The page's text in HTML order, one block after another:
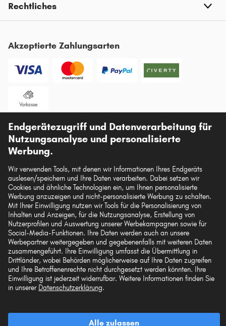
Rechtliches
Akzeptierte Zahlungsarten
Vorkasse
Unsere Versandpartner
Die hier dargestellten Daten, insbesondere die gesamte Datenbank, dürfen nicht
vervielfältigt werden. Die Vervielfältigung und Verbreitung der Daten und der
Datenbank ohne vorherige Einwilligung von TecAlliance und/oder die
Einbeziehung Dritter in solche Aktivitäten ist streng verboten. Jegliche
unautorisierte Nutzung von Inhalten stellt eine Verletzung des Urheberrechts dar
und kann rechtliche Schritte nach sich ziehen.
Vertrag widerrufen
© 2026 kfzteile24 GmbH - Alle Rechte vorbehalten.
Endgerätezugriff und Datenverarbeitung für
Nutzungsanalyse und personalisierte
Werbung.
Wir verwenden Tools, mit denen wir Informationen Ihres Endgeräts
auslesen/speichern und Ihre Daten verarbeiten. Dabei setzen wir
Cookies und ähnliche Technologien ein, um Ihnen personalisierte
Werbung anzuzeigen und nicht-personalisierte Werbung zu schalten.
Mit Ihrer Einwilligung nutzen wir Tools für die Personalisierung von
Inhalten und Anzeigen, für die Nutzungsanalyse, Erstellung von
Nutzerprofilen und Auswertung unserer Werbekampagnen sowie für
Social-Media-Funktionen. Ihre Daten werden auch an unsere
Werbepartner weitergegeben und gegebenenfalls mit weiteren Daten
zusammengeführt. Ihre Einwilligung umfasst die Übermittlung in
Drittländer, wobei Behörden möglicherweise auf Ihre Daten zugreifen
und Ihre Betroffenenrechte nicht durchgesetzt werden könnten. Ihre
Einwilligung ist jederzeit widerrufbar. Weitere Informationen finden Sie
in unserer Datenschutzerklärung.
Alle zulassen